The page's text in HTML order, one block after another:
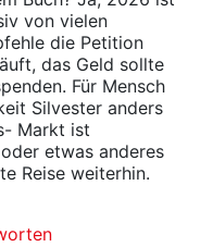
von vielen
die Petition
das Geld sollte
Für Mensch
Silvester anders
Markt ist
etwas anderes
Reise weiterhin.